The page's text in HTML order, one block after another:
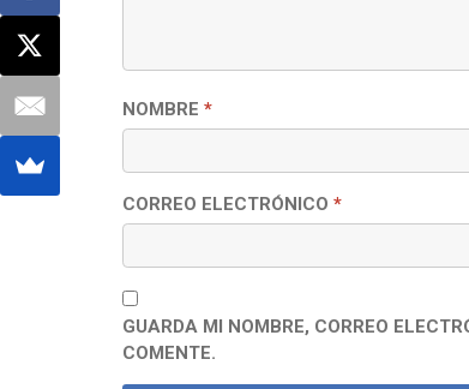
NOMBRE *
CORREO ELECTRÓNICO *
GUARDA MI NOMBRE, CORREO
COMENTE.